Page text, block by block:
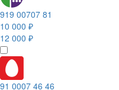
919 00707 81
10 000 ₽
12 000 ₽
91 0007 46 46